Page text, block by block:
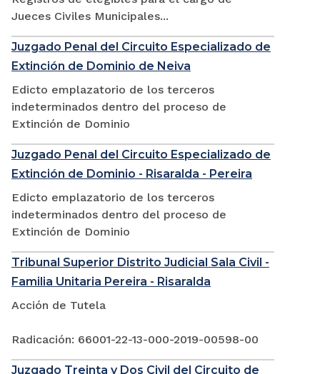
Jueces Civiles Municipales...
Juzgado Penal del Circuito Especializado de
Extinción de Dominio de Neiva
Edicto emplazatorio de los terceros
indeterminados dentro del proceso de
Extinción de Dominio
Juzgado Penal del Circuito Especializado de
Extinción de Dominio - Risaralda - Pereira
Edicto emplazatorio de los terceros
indeterminados dentro del proceso de
Extinción de Dominio
Tribunal Superior Distrito Judicial Sala Civil -
Familia Unitaria Pereira - Risaralda
Acción de Tutela
Radicación: 66001-22-13-000-2019-00598-00
Juzgado Treinta y Dos Civil del Circuito de